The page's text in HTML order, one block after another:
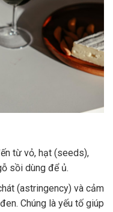
từ vỏ, hạt (seeds),
sồi dùng để ủ.
(astringency) và cảm
Chúng là yếu tố giúp